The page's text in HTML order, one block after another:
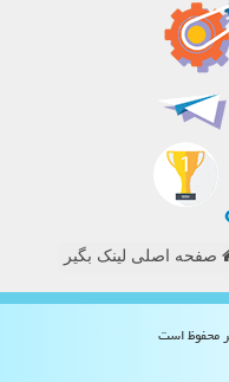
صفحه اصلی لینک بگیر